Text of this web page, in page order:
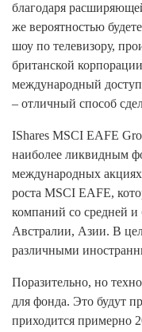
благодаря
же вероятностью
шоу по телевизору,
британской
международный
– отличный способ
IShares MSCI EAFE
наиболее ликвидным
международных
роста MSCI EAFE,
компаний со средней
Австралии, Азии. В
различными
Поразительно, но
для фонда. Это будут
приходится примерно